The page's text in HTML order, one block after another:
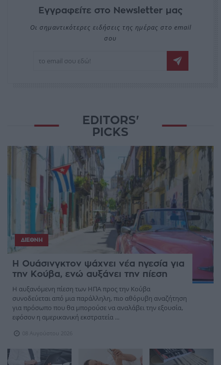
Εγγραφείτε στο Newsletter μας
Οι σημαντικότερες ειδήσεις της ημέρας στο email
σου
EDITORS'
PICKS
ΔΙΕΘΝΉ
Η Ουάσινγκτον ψάχνει νέα ηγεσία για
την Κούβα, ενώ αυξάνει την πίεση
Η αυξανόμενη πίεση των ΗΠΑ προς την Κούβα
συνοδεύεται από μια παράλληλη, πιο αθόρυβη αναζήτηση
για πρόσωπο που θα μπορούσε να αναλάβει την εξουσία,
εφόσον η αμερικανική εκστρατεία ...
08 Αυγούστου 2026